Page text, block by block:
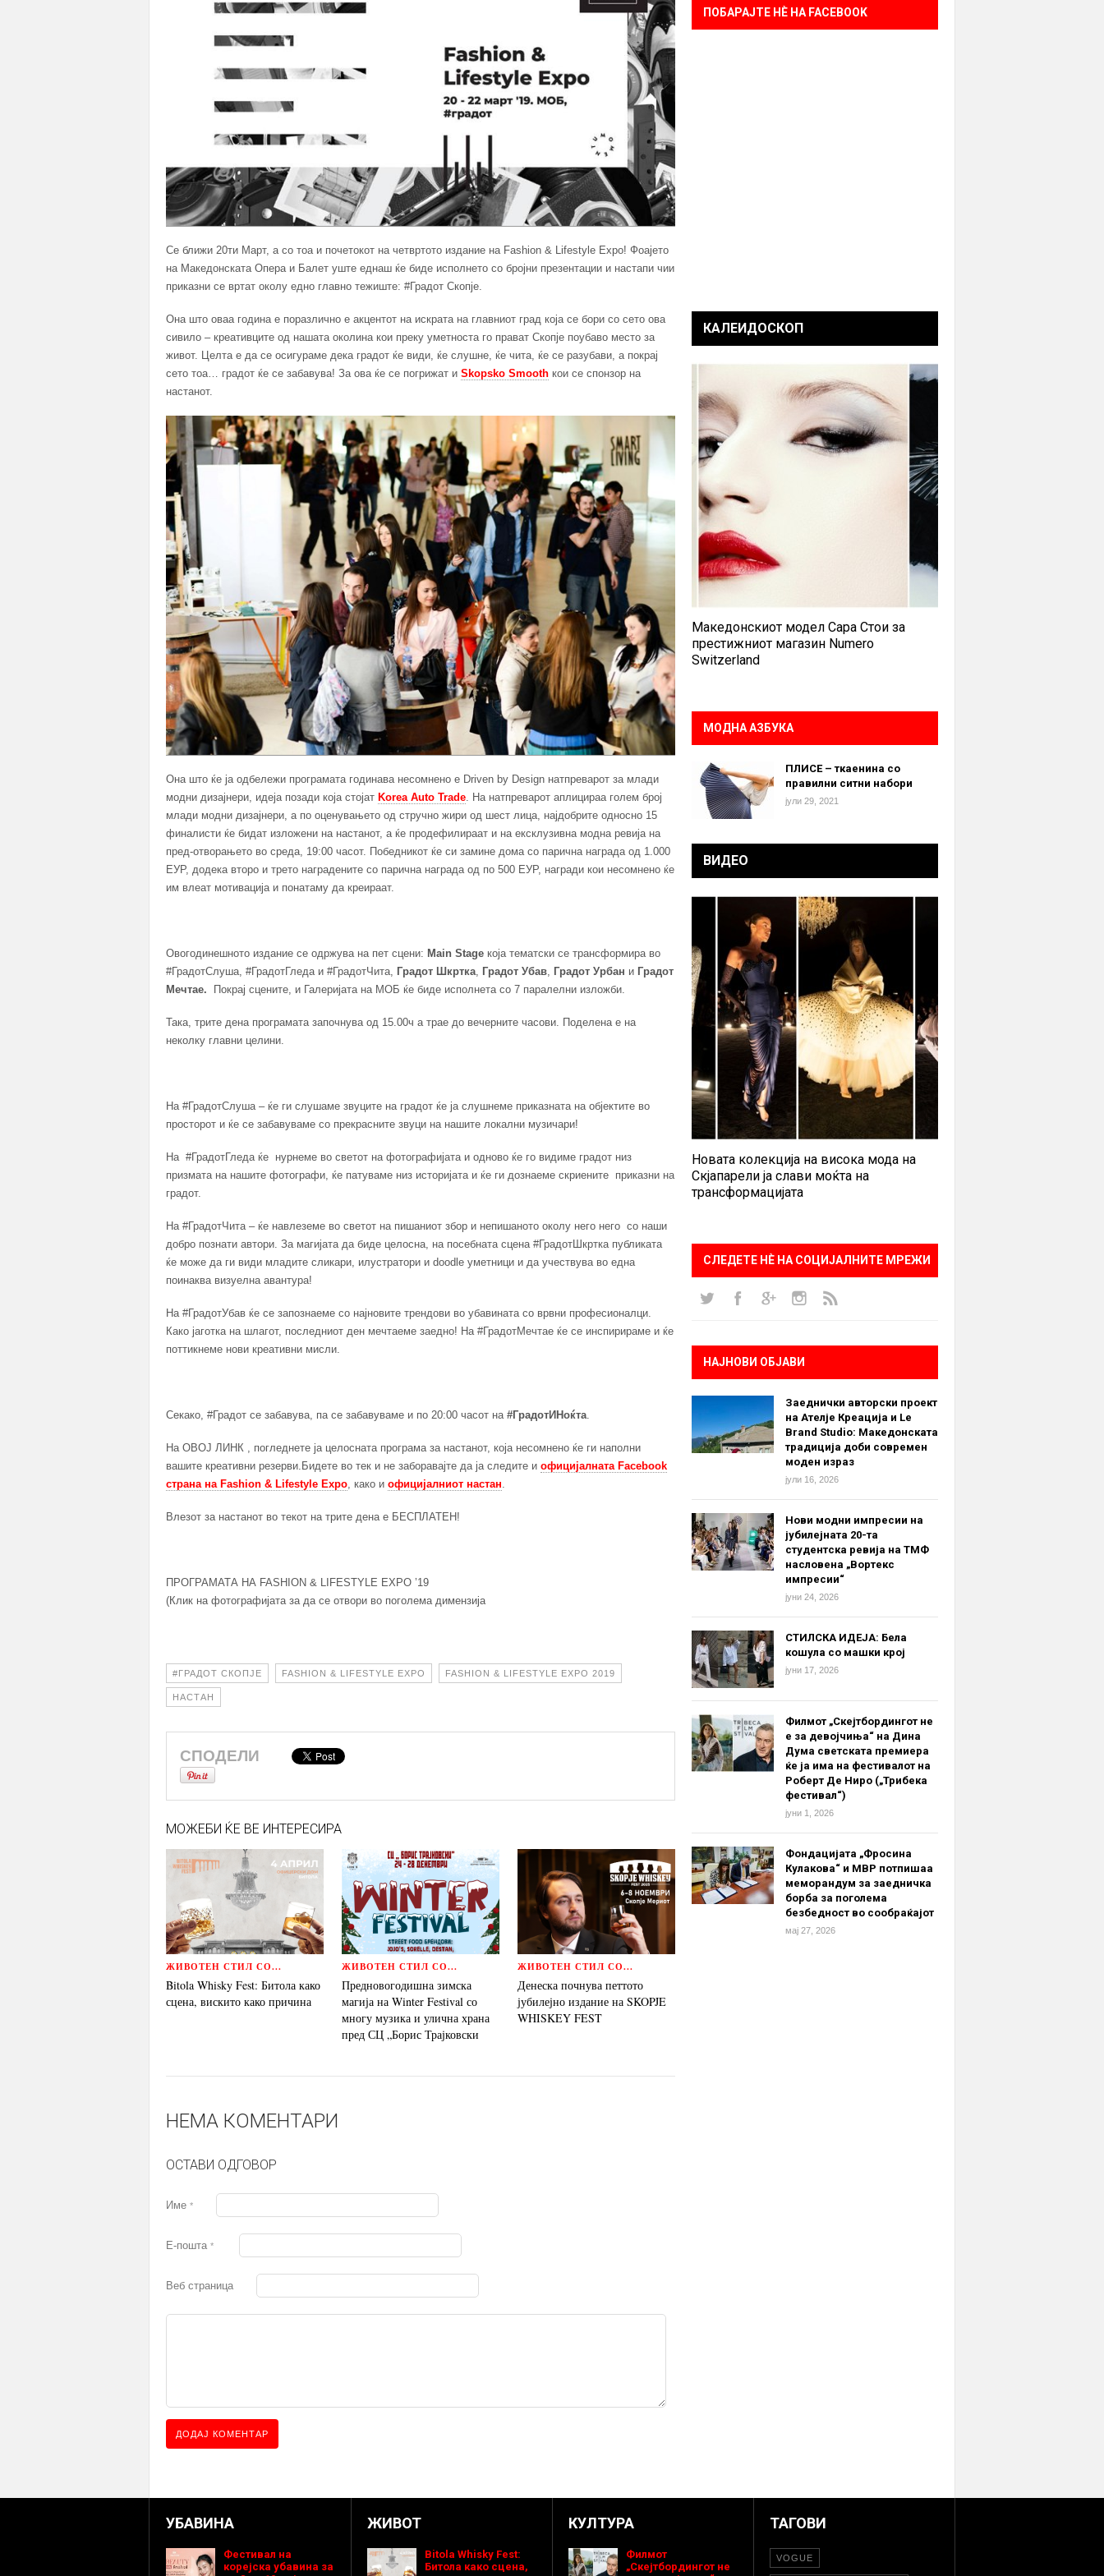
Се ближи 20ти Март, а со тоа и почетокот на четвртото издание на Fashion & Lifestyle Expo! Фоајето
на Македонската Опера и Балет уште еднаш ќе биде исполнето со бројни презентации и настапи чии
приказни се вртат околу едно главно тежиште: #Градот Скопје.
Она што оваа година е поразлично е акцентот на искрата на главниот град која се бори со сето ова
сивило – креативците од нашата околина кои преку уметноста го прават Скопје поубаво место за
живот. Целта е да се осигураме дека градот ќе види, ќе слушне, ќе чита, ќе се разубави, а покрај
сето тоа… градот ќе се забавува! За ова ќе се погрижат и Skopsko Smooth кои се спонзор на
настанот.
Она што ќе ја одбележи програмата годинава несомнено е Driven by Design натпреварот за млади
модни дизајнери, идеја позади која стојат Korea Auto Trade. На натпреварот аплицираа голем број
млади модни дизајнери, а по оценувањето од стручно жири од шест лица, најдобрите односно 15
финалисти ќе бидат изложени на настанот, а ќе продефилираат и на ексклузивна модна ревија на
пред-отворањето во среда, 19:00 часот. Победникот ќе си замине дома со парична награда од 1.000
ЕУР, додека второ и трето наградените со парична награда од по 500 ЕУР, награди кои несомнено ќе
им влеат мотивација и понатаму да креираат.
Овогодинешното издание се одржува на пет сцени: Main Stage која тематски се трансформира во
#ГрадотСлуша, #ГрадотГледа и #ГрадотЧита, Градот Шкртка, Градот Убав, Градот Урбан и Градот
Мечтае.
Покрај сцените, и Галеријата на МОБ ќе биде исполнета со 7 паралелни изложби.
Така, трите дена програмата започнува од 15.00ч а трае до вечерните часови. Поделена е на
неколку главни целини.
На #ГрадотСлуша – ќе ги слушаме звуците на градот ќе ја слушнеме приказната на објектите во
просторот и ќе се забавуваме со прекрасните звуци на нашите локални музичари!
На #ГрадотГледа ќе нурнеме во светот на фотографијата и одново ќе го видиме градот низ
призмата на нашите фотографи, ќе патуваме низ историјата и ќе ги дознаеме скриените приказни на
градот.
На #ГрадотЧита – ќе навлеземе во светот на пишаниот збор и непишаното околу него него со наши
добро познати автори. За магијата да биде целосна, на посебната сцена #ГрадотШкртка публиката
ќе може да ги види младите сликари, илустратори и doodle уметници и да учествува во една
поинаква визуелна авантура!
На #ГрадотУбав ќе се запознаеме со најновите трендови во убавината со врвни професионалци.
Како јаготка на шлагот, последниот ден мечтаеме заедно! На #ГрадотМечтае ќе се инспирираме и ќе
поттикнеме нови креативни мисли.
Секако, #Градот се забавува, па се забавуваме и по 20:00 часот на #ГрадотИНоќта.
На ОВОЈ ЛИНК , погледнете ја целосната програма за настанот, која несомнено ќе ги наполни
вашите креативни резерви.Бидете во тек и не заборавајте да ја следите и официјалната Facebook
страна на Fashion & Lifestyle Expo, како и официјалниот настан.
Влезот за настанот во текот на трите дена е БЕСПЛАТЕН!
ПРОГРАМАТА НА FASHION & LIFESTYLE EXPO ’19
(Клик на фотографијата за да се отвори во поголема димензија
#ГРАДОТ СКОПЈЕ FASHION & LIFESTYLE EXPO FASHION & LIFESTYLE EXPO 2019
НАСТАН
СПОДЕЛИ
МОЖЕБИ ЌЕ ВЕ ИНТЕРЕСИРА
ЖИВОТЕН СТИЛ СО...
Bitola Whisky Fest: Битола како
сцена, вискито како причина
ЖИВОТЕН СТИЛ СО...
Предновогодишнa зимска
магија на Winter Festival со
многу музика и улична храна
пред СЦ „Борис Трајковски
ЖИВОТЕН СТИЛ СО...
Денеска почнува петтото
јубилејно издание на SKOPJE
WHISKEY FEST
НЕМА КОМЕНТАРИ
ОСТАВИ ОДГОВОР
Име *
Е-пошта *
Веб страница
ПОБАРАЈТЕ НÈ НА FACEBOOK
КАЛЕИДОСКОП
Македонскиот модел Сара Стои за
престижниот магазин Numero
Switzerland
МОДНА АЗБУКА
ПЛИСЕ – ткаенина со
правилни ситни набори
јули 29, 2021
ВИДЕО
Новата колекција на висока мода на
Скјапарели ја слави моќта на
трансформацијата
СЛЕДЕТЕ НÈ НА СОЦИЈАЛНИТЕ МРЕЖИ
НАЈНОВИ ОБЈАВИ
Заеднички авторски проект
на Ателје Креација и Le
Brand Studio: Македонската
традиција доби современ
моден израз
јули 16, 2026
Нови модни импресии на
јубилејната 20-та
студентска ревија на ТМФ
насловена „Вортекс
импресии“
јуни 24, 2026
СТИЛСКА ИДЕЈА: Бела
кошула со машки крој
јуни 17, 2026
Филмот „Скејтбордингот не
е за девојчиња“ на Дина
Дума светската премиера
ќе ја има на фестивалот на
Роберт Де Ниро („Трибека
фестивал“)
јуни 1, 2026
Фондацијата „Фросина
Кулакова“ и МВР потпишаа
меморандум за заедничка
борба за поголема
безбедност во сообраќајот
мај 27, 2026
УБАВИНА
Фестивал на
корејска убавина за
ЖИВОТ
Bitola Whisky Fest:
Битола како сцена,
КУЛТУРА
Филмот
„Скејтбордингот не
ТАГОВИ
VOGUE